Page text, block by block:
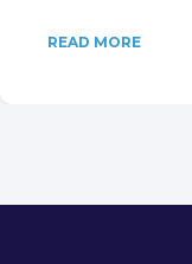
READ MORE